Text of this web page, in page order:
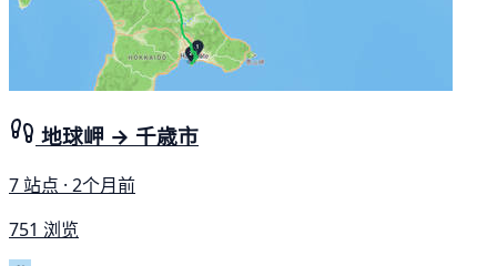
地球岬 → 千歳市
7 站点 · 2个月前
751 浏览